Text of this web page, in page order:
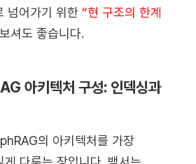
넘어가기 위한 “현 구조의 한계
셔도 좋습니다.
아키텍처 구성: 인덱싱과
의 아키텍처를 가장